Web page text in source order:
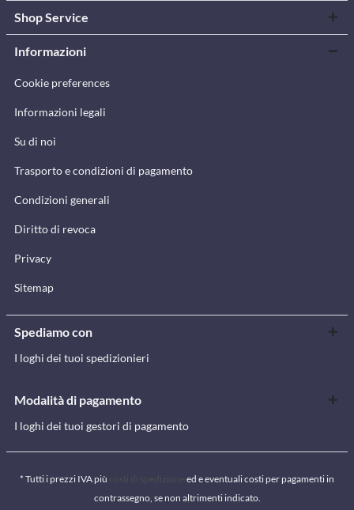
Shop Service
Informazioni
Cookie preferences
Informazioni legali
Su di noi
Trasporto e condizioni di pagamento
Condizioni generali
Diritto di revoca
Privacy
Sitemap
Spediamo con
I loghi dei tuoi spedizionieri
Modalità di pagamento
I loghi dei tuoi gestori di pagamento
* Tutti i prezzi IVA più
ed e eventuali costi per pagamenti in
contrassegno, se non altrimenti indicato.